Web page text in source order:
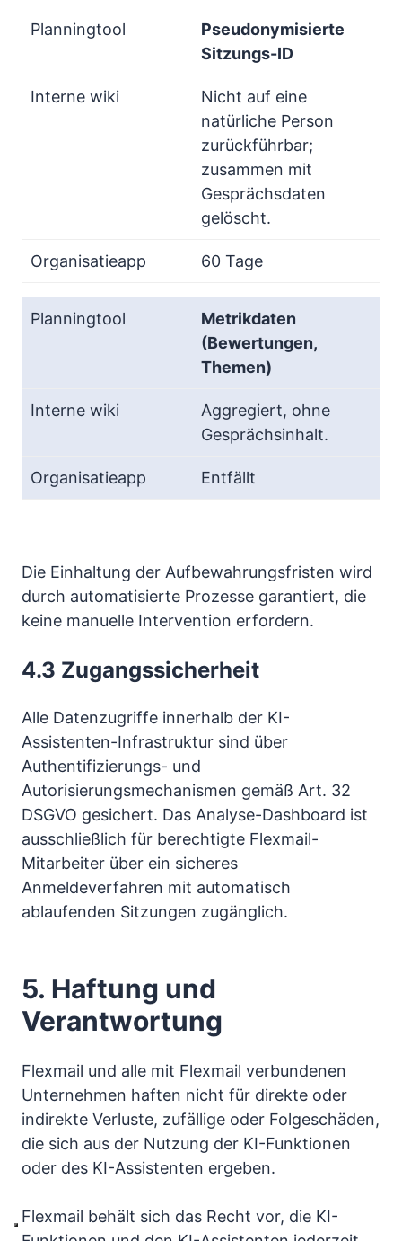
Pseudonymisierte
Sitzungs-ID
Nicht auf eine
natürliche Person
zurückführbar;
zusammen mit
Gesprächsdaten
gelöscht.
60 Tage
Metrikdaten
(Bewertungen,
Themen)
Aggregiert, ohne
Gesprächsinhalt.
Entfällt
Die Einhaltung der Aufbewahrungsfristen wird
durch automatisierte Prozesse garantiert, die
keine manuelle Intervention erfordern.
4.3 Zugangssicherheit
Alle Datenzugriffe innerhalb der KI-
Assistenten-Infrastruktur sind über
Authentifizierungs- und
Autorisierungsmechanismen gemäß Art. 32
DSGVO gesichert. Das Analyse-Dashboard ist
ausschließlich für berechtigte Flexmail-
Mitarbeiter über ein sicheres
Anmeldeverfahren mit automatisch
ablaufenden Sitzungen zugänglich.
5. Haftung und
Verantwortung
Flexmail und alle mit Flexmail verbundenen
Unternehmen haften nicht für direkte oder
indirekte Verluste, zufällige oder Folgeschäden,
die sich aus der Nutzung der KI-Funktionen
oder des KI-Assistenten ergeben.
Flexmail behält sich das Recht vor, die KI-